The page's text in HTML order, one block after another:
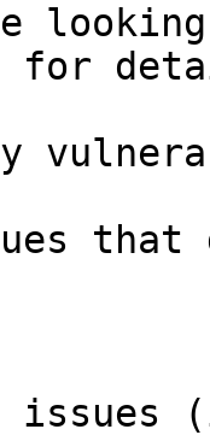
for
issues